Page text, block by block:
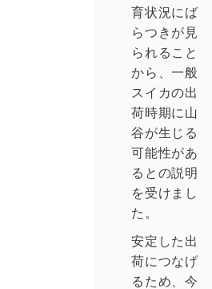
育状況にば
らつきが見
られること
から、一般
スイカの出
荷時期に山
谷が生じる
可能性があ
るとの説明
を受けまし
た。
安定した出
荷につなげ
るため、今